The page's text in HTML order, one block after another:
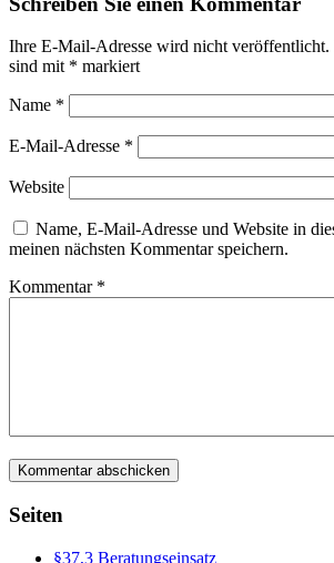
Ihre E-Mail-Adresse wird nicht veröffentlicht.
sind mit * markiert
Name *
E-Mail-Adresse *
Website
Name, E-Mail-Adresse und Website in
meinen nächsten Kommentar speichern.
Kommentar *
Seiten
§37,3 Beratungseinsatz